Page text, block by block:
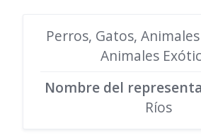
Perros, Gatos,
Animales
Nombre del
Ríos